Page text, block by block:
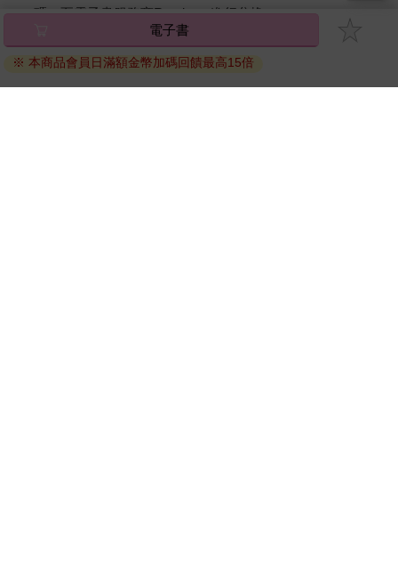
碼』至電子書服務商Readmoo進行兌換。
因版權保護，您在金石堂所購買的電子書僅能以金石堂專屬
的閱讀軟體開啟閱讀，無法以其他閱讀器或直接下載檔案。
電子書
※ 本商品會員日滿額金幣加碼回饋最高15倍